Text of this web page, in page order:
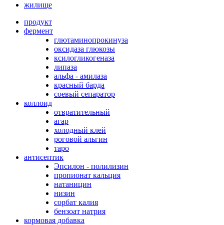
жилище
продукт
фермент
глютаминопрокинуза
оксидаза глюкозы
ксилогликогеназа
липаза
альфа - амилаза
красный барда
соевый сепаратор
коллоид
отвратительный
агар
холодный клей
роговой альгин
таро
антисептик
Эпсилон - полилизин
пропионат кальция
натаницин
низин
сорбат калия
бензоат натрия
кормовая добавка